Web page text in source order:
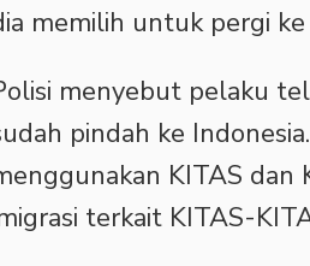
memilih untuk pergi
menyebut pelaku
pindah ke
KITAS dan
terkait KITAS-